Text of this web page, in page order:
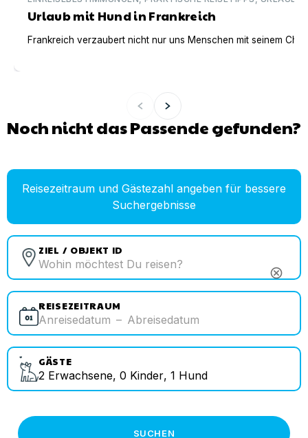
Urlaub mit Hund in Frankreich
Frankreich verzaubert nicht nur uns Menschen mit seinem
Noch nicht das Passende gefunden?
Reisezeitraum und Gästezahl angeben für bessere
Suchergebnisse
ZIEL / OBJEKT ID
cancel
REISEZEITRAUM
Anreisedatum – Abreisedatum
GÄSTE
2 Erwachsene, 0 Kinder, 1 Hund
SUCHEN